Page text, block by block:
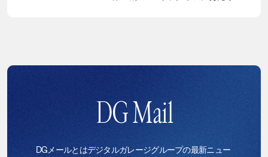
DG Mail
DGメールとはデジタルガレージグループの最新ニュー